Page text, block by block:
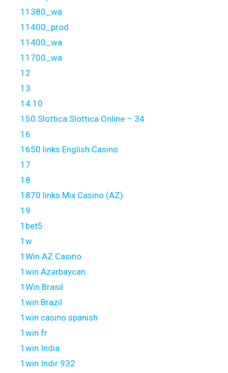
11380_wa
11400_prod
11400_wa
11700_wa
12
13
14.10
150 Slottica Slottica Online – 34
16
1650 links English Casino
17
18
1870 links Mix Casino (AZ)
19
1bet5
1w
1Win AZ Casino
1win Azərbaycan
1Win Brasil
1win Brazil
1win casino spanish
1win fr
1win India
1win Indir 932